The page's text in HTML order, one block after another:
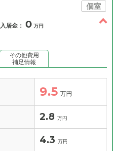
個室
入居金： 0 万円
その他費用
補足情報
9.5 万円
2.8 万円
4.3 万円